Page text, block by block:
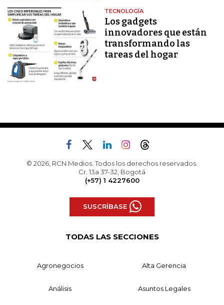
TECNOLOGÍA
Los gadgets
innovadores que están
transformando las
tareas del hogar
© 2026, RCN Medios. Todos los derechos reservados.
Cr. 13a 37-32, Bogotá
(+57) 1 4227600
SUSCRÍBASE
TODAS LAS SECCIONES
Agronegocios Alta Gerencia
Análisis Asuntos Legales